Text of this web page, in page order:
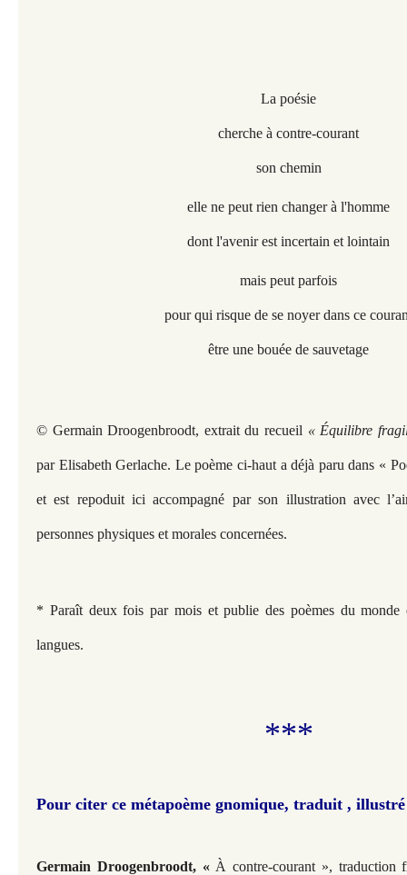
La poésie
cherche à contre-courant
son chemin
elle ne peut rien changer à l'homme
dont l'avenir est incertain et lointain
mais peut parfois
pour qui risque de se noyer dans ce
être une bouée de sauvetage
© Germain Droogenbroodt, extrait du recueil « Équilibre
par Elisabeth Gerlache. Le poème ci-haut a déjà paru dans «
et est repoduit ici accompagné par son illustration avec
personnes physiques et morales concernées.
* Paraît deux fois par mois et publie des poèmes du monde
langues.
***
Pour citer ce métapoème gnomique, traduit ,
Germain Droogenbroodt,« À contre-courant », traduction